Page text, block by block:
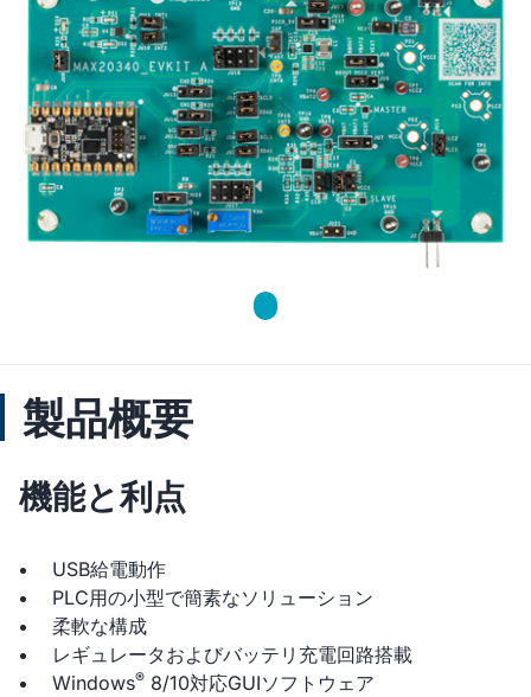
製品概要
機能と利点
USB給電動作
PLC用の小型で簡素なソリューション
柔軟な構成
レギュレータおよびバッテリ充電回路搭載
Windows® 8/10対応GUIソフトウェア